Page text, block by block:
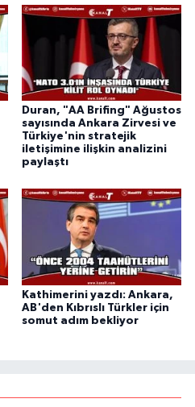
Duran, "AA Brifing" Ağustos
sayısında Ankara Zirvesi ve
Türkiye'nin stratejik
iletişimine ilişkin analizini
paylaştı
Kathimerini yazdı: Ankara,
AB'den Kıbrıslı Türkler için
somut adım bekliyor